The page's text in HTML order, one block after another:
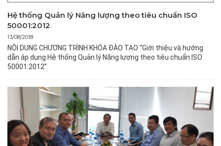
Hệ thống Quản lý Năng lượng theo tiêu chuẩn ISO
50001:2012
13/08/2018
NỘI DUNG CHƯƠNG TRÌNH KHÓA ĐÀO TẠO “Giới thiệu và hướng
dẫn áp dụng Hệ thống Quản lý Năng lượng theo tiêu chuẩn ISO
50001:2012”